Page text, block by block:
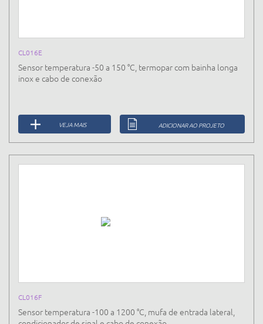
CL016E
Sensor temperatura -50 a 150 °C, termopar com bainha longa
inox e cabo de conexão
VEJA MAIS ADICIONAR AO PROJETO
CL016F
Sensor temperatura -100 a 1200 °C, mufa de entrada lateral,